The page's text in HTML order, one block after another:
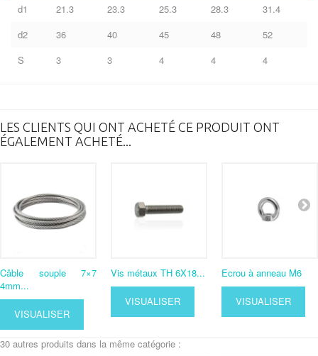
d1
21.3 23.3 25.3 28.3
31.4
d2
36 40 45 48
52
S
3 3 4 4 4
LES CLIENTS QUI ONT ACHETÉ CE PRODUIT ONT
ÉGALEMENT ACHETÉ...
Câble souple 7×7
4mm...
VISUALISER
Vis métaux TH 6X18...
VISUALISER
Ecrou à anneau M6
VISUALISER
30 autres produits dans la même catégorie :